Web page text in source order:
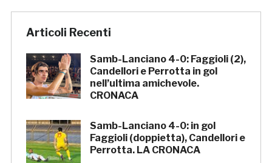
Articoli Recenti
Samb-Lanciano 4-0: Faggioli (2),
Candellori e Perrotta in gol
nell’ultima amichevole.
CRONACA
Samb-Lanciano 4-0: in gol
Faggioli (doppietta), Candellori e
Perrotta. LA CRONACA